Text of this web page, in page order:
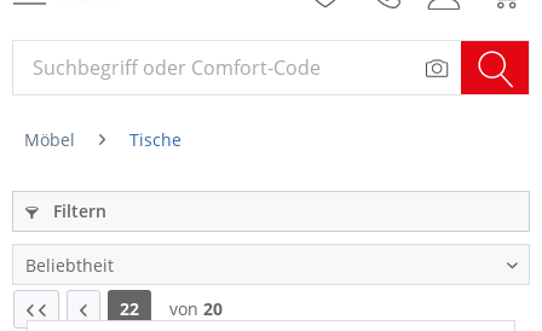
Möbel Tische
Filtern
22 von 20